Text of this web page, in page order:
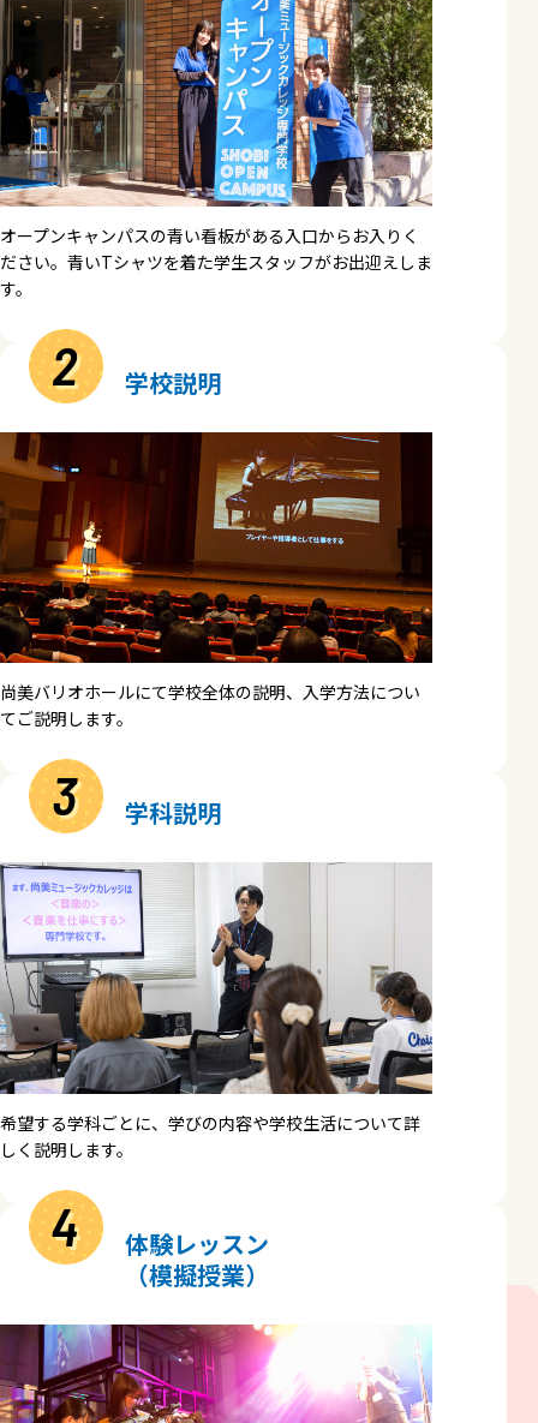
オープンキャンパスの青い看板がある入口からお入りく
ださい。青いTシャツを着た学生スタッフがお出迎えしま
す。
2 学校説明
尚美バリオホールにて学校全体の説明、入学方法につい
てご説明します。
3 学科説明
希望する学科ごとに、学びの内容や学校生活について詳
しく説明します。
4
体験レッスン
（模擬授業）